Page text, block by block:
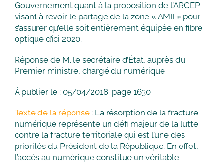
Gouvernement quant à la proposition de l’ARCEP
visant à revoir le partage de la zone « AMII » pour
s’assurer qu’elle soit entièrement équipée en fibre
optique d’ici 2020.
Réponse de M. le secrétaire d’État, auprès du
Premier ministre, chargé du numérique
À publier le : 05/04/2018, page 1630
Texte de la réponse : La résorption de la fracture
numérique représente un défi majeur de la lutte
contre la fracture territoriale qui est l’une des
priorités du Président de la République. En effet,
l’accès au numérique constitue un véritable